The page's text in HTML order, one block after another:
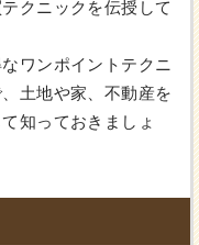
クニックを伝授して
ワンポイントテクニ
土地や家、不動産を
知っておきましょ